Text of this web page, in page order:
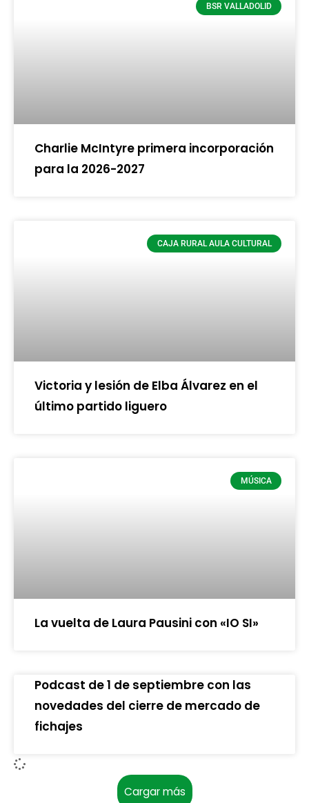
BSR VALLADOLID
Charlie McIntyre primera incorporación
para la 2026-2027
CAJA RURAL AULA CULTURAL
Victoria y lesión de Elba Álvarez en el
último partido liguero
MÚSICA
La vuelta de Laura Pausini con «IO SI»
Podcast de 1 de septiembre con las
novedades del cierre de mercado de
fichajes
Cargar más